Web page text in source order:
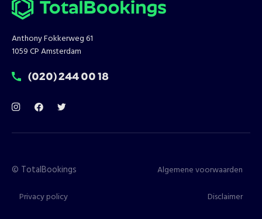
Anthony Fokkerweg 61
1059 CP Amsterdam
T:
(020) 244 00 18
© TotalBookings
Algemene voorwaarden
Privacy policy
Disclaimer